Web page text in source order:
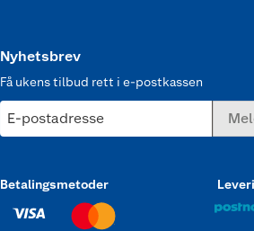
Nyhetsbrev
Få ukens tilbud rett i e-postkassen
E-postadresse
Betalingsmetoder